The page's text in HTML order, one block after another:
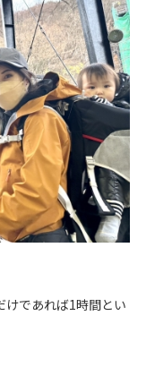
けであれば1時間とい